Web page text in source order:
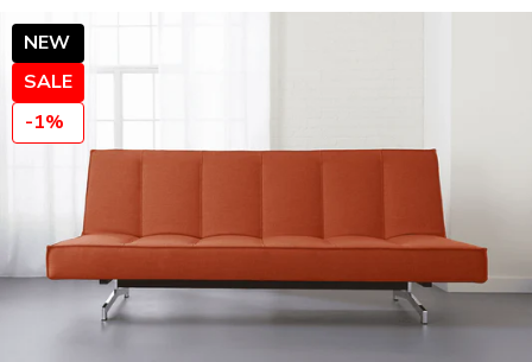
NEW
SALE
-1%